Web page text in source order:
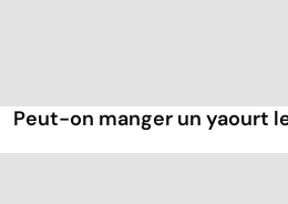
Peut-on manger un yaourt